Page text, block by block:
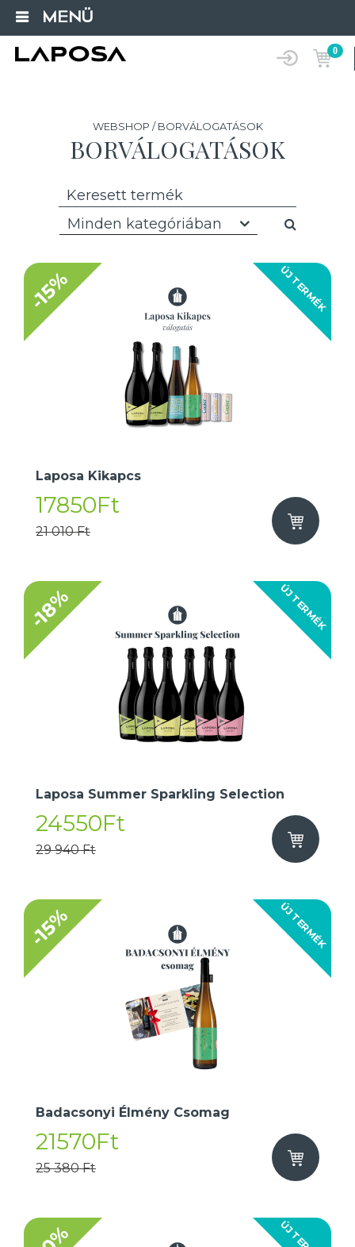
MENÜ
0
WEBSHOP / BORVÁLOGATÁSOK
BORVÁLOGATÁSOK
Minden kategóriában
ÚJ TERMÉK
-15%
Laposa Kikapcs
17850Ft
21 010 Ft
ÚJ TERMÉK
-18%
Laposa Summer Sparkling Selection
24550Ft
29 940 Ft
ÚJ TERMÉK
-15%
Badacsonyi Élmény Csomag
21570Ft
25 380 Ft